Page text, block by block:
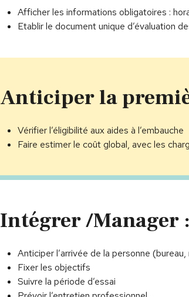
Afficher les informations obligatoires :
Etablir le document unique d’évaluation
Anticiper la
Vérifier l’éligibilité aux aides à l’embauche
Faire estimer le coût global, avec les
Intégrer /Manager
Anticiper l’arrivée de la personne
Fixer les objectifs
Suivre la période d’essai